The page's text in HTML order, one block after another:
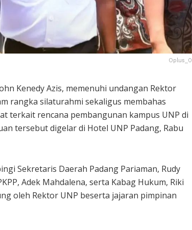
Oplus_0
Kenedy Azis, memenuhi undangan Rektor
rangka silaturahmi sekaligus membahas
terkait rencana pembangunan kampus UNP di
tersebut digelar di Hotel UNP Padang, Rabu
Sekretaris Daerah Padang Pariaman, Rudy
Adek Mahdalena, serta Kabag Hukum, Riki
oleh Rektor UNP beserta jajaran pimpinan